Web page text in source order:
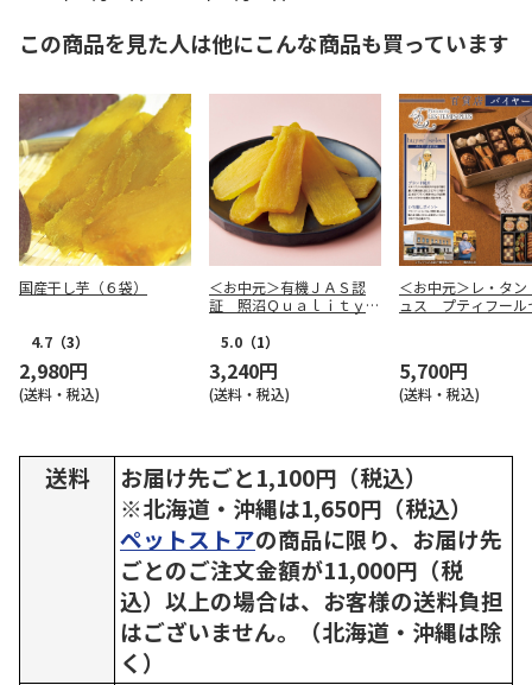
この商品を見た人は他にこんな商品も買っています
国産干し芋（６袋）
4.7 （3）
2,980円
(送料・税込)
＜お中元＞有機ＪＡＳ認
証 照沼Ｑｕａｌｉｔｙ
5.0 （1）
3,240円
(送料・税込)
＜お中元＞レ・タン
ュス プティフール
5,700円
(送料・税込)
送料
お届け先ごと1,100円（税込）
※北海道・沖縄は1,650円（税込）
ペットストアの商品に限り、お届け先
ごとのご注文金額が11,000円（税
込）以上の場合は、お客様の送料負担
はございません。（北海道・沖縄は除
く）